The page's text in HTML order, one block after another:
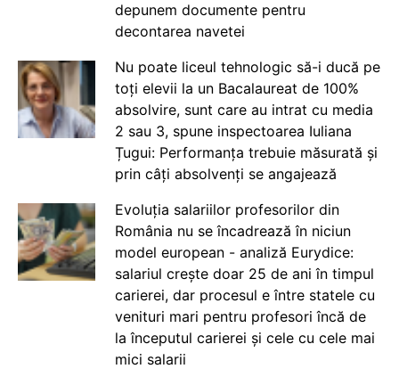
depunem documente pentru
decontarea navetei
Nu poate liceul tehnologic să-i ducă pe
toți elevii la un Bacalaureat de 100%
absolvire, sunt care au intrat cu media
2 sau 3, spune inspectoarea Iuliana
Țugui: Performanța trebuie măsurată și
prin câți absolvenți se angajează
Evoluția salariilor profesorilor din
România nu se încadrează în niciun
model european - analiză Eurydice:
salariul crește doar 25 de ani în timpul
carierei, dar procesul e între statele cu
venituri mari pentru profesori încă de
la începutul carierei și cele cu cele mai
mici salarii